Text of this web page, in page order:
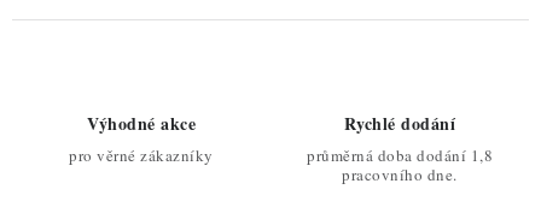
Výhodné akce
pro věrné zákazníky
Rychlé dodání
průměrná doba dodání 1,8
pracovního dne.